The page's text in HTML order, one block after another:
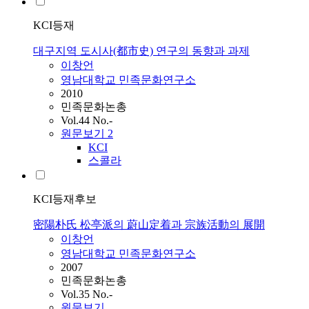
KCI등재
대구지역 도시사(都市史) 연구의 동향과 과제
이창언
영남대학교 민족문화연구소
2010
민족문화논총
Vol.44 No.-
원문보기 2
KCI
스콜라
KCI등재후보
密陽朴氏 松亭派의 蔚山定着과 宗族活動의 展開
이창언
영남대학교 민족문화연구소
2007
민족문화논총
Vol.35 No.-